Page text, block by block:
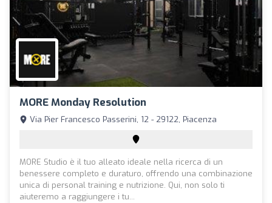
MORE Monday Resolution
Via Pier Francesco Passerini, 12 - 29122, Piacenza
MORE Studio è il tuo alleato ideale nella ricerca di un
benessere completo e duraturo, offrendo una combinazione
unica di personal training e nutrizione. Qui, non solo ti
aiuteremo a raggiungere i tu...